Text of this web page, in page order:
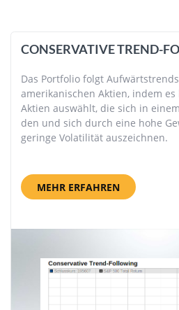
CONSERVATIVE TREND-
Das Portfolio folgt
ameri­kani­schen Aktien, indem
Aktien aus­wählt, die sich in
den und sich durch eine hohe
geringe Vola­tili­tät aus­zeich­nen.
MEHR ERFAHREN